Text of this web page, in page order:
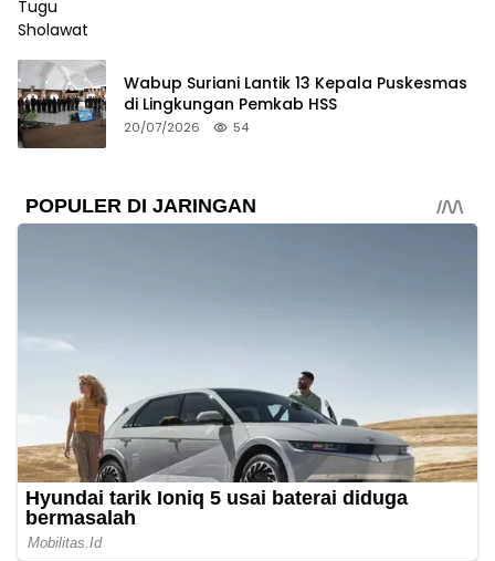
Wabup Suriani Lantik 13 Kepala Puskesmas
di Lingkungan Pemkab HSS
20/07/2026 54